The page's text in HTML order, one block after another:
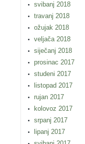
svibanj 2018
travanj 2018
ožujak 2018
veljača 2018
siječanj 2018
prosinac 2017
studeni 2017
listopad 2017
rujan 2017
kolovoz 2017
srpanj 2017
lipanj 2017